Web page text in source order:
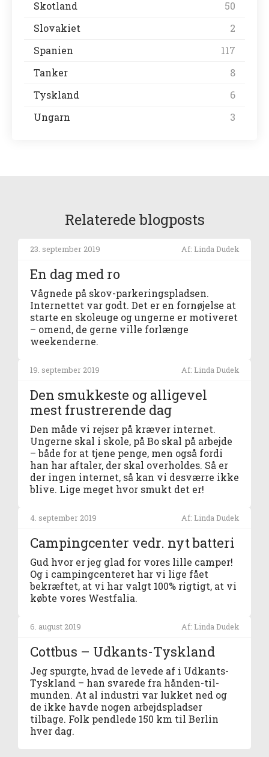
Skotland
50
Slovakiet
2
Spanien
117
Tanker
8
Tyskland
6
Ungarn
3
Relaterede blogposts
23. september 2019 Af: Linda Dudek
En dag med ro
Vågnede på skov-parkeringspladsen.
Internettet var godt. Det er en fornøjelse at
starte en skoleuge og ungerne er motiveret
– omend, de gerne ville forlænge
weekenderne.
19. september 2019 Af: Linda Dudek
Den smukkeste og alligevel
mest frustrerende dag
Den måde vi rejser på kræver internet.
Ungerne skal i skole, på Bo skal på arbejde
– både for at tjene penge, men også fordi
han har aftaler, der skal overholdes. Så er
der ingen internet, så kan vi desværre ikke
blive. Lige meget hvor smukt det er!
4. september 2019 Af: Linda Dudek
Campingcenter vedr. nyt batteri
Gud hvor er jeg glad for vores lille camper!
Og i campingcenteret har vi lige fået
bekræftet, at vi har valgt 100% rigtigt, at vi
købte vores Westfalia.
6. august 2019 Af: Linda Dudek
Cottbus – Udkants-Tyskland
Jeg spurgte, hvad de levede af i Udkants-
Tyskland – han svarede fra hånden-til-
munden. At al industri var lukket ned og
de ikke havde nogen arbejdspladser
tilbage. Folk pendlede 150 km til Berlin
hver dag.